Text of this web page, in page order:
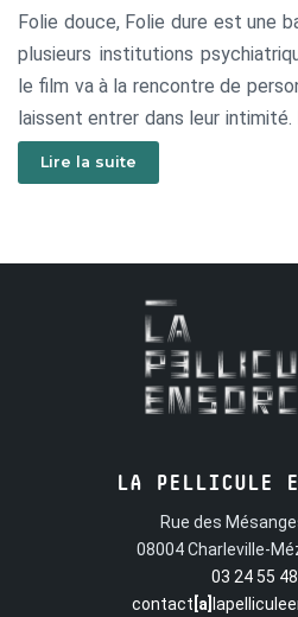
Folie douce, Folie dure est une
plusieurs institutions
le film va à la rencontre de
laissent entrer dans leur intimité.
sensibilité de ces
inoubliable...
Lire la suite
LA PELLICULE
Rue des
08004 Charleville-
03 24 55
contact [a]